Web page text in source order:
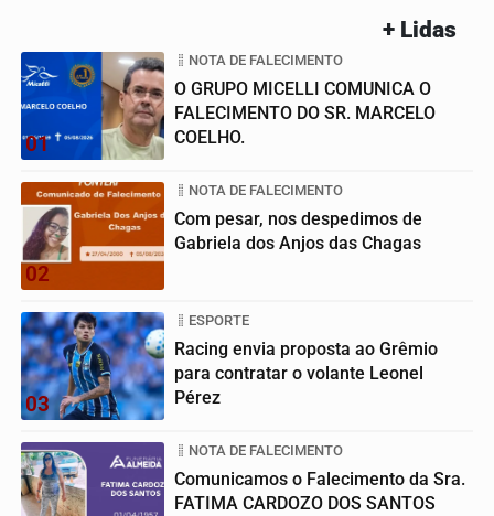
+ Lidas
01
NOTA DE FALECIMENTO
O GRUPO MICELLI COMUNICA O
FALECIMENTO DO SR. MARCELO
COELHO.
02
NOTA DE FALECIMENTO
Com pesar, nos despedimos de
Gabriela dos Anjos das Chagas
03
ESPORTE
Racing envia proposta ao Grêmio
para contratar o volante Leonel
Pérez
NOTA DE FALECIMENTO
Comunicamos o Falecimento da Sra.
FATIMA CARDOZO DOS SANTOS